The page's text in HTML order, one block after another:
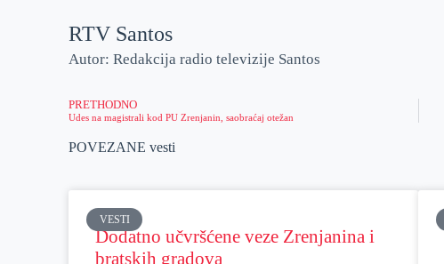
RTV Santos
Autor: Redakcija radio televizije Santos
PRETHODNO
Udes na magistrali kod PU Zrenjanin, saobraćaj otežan
POVEZANE vesti
VESTI
Dodatno učvršćene veze Zrenjanina i
bratskih gradova